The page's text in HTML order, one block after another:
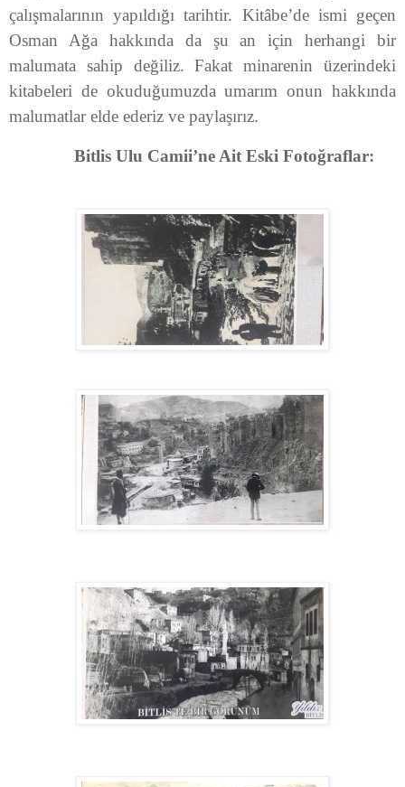
çalışmalarının yapıldığı tarihtir. Kitâbe’de ismi geçen
Osman Ağa hakkında da şu an için herhangi bir
malumata sahip değiliz. Fakat minarenin üzerindeki
kitabeleri de okuduğumuzda umarım onun hakkında
malumatlar elde ederiz ve paylaşırız.
Bitlis Ulu Camii’ne Ait Eski Fotoğraflar: